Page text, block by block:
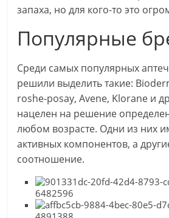
запаха, но для кого-то это
Популярные
Среди самых популярных
решили выделить такие:
roshe-posay, Avene, Klorane и
нацелен на решение
любом возрасте. Одни из них
активных компонентов, а
соотношение.